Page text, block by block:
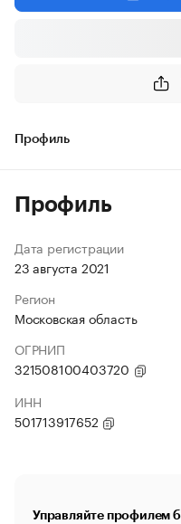
Профиль
Профиль
Дата регистрации
23 августа 2021
Регион
Московская область
ОГРНИП
321508100403720
ИНН
501713917652
Управляйте профилем